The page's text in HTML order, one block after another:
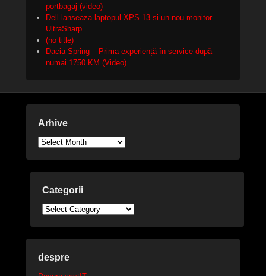
portbagaj (video)
Dell lanseaza laptopul XPS 13 si un nou monitor
UltraSharp
(no title)
Dacia Spring – Prima experiență în service după
numai 1750 KM (Video)
Arhive
Arhive
Categorii
Categorii
despre